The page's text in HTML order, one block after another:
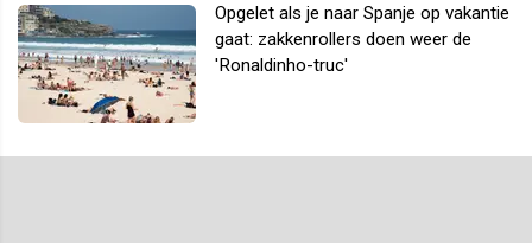
Opgelet als je naar Spanje op vakantie
gaat: zakkenrollers doen weer de
'Ronaldinho-truc'